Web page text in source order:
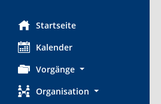
Startseite
Kalender
Vorgänge
Organisation